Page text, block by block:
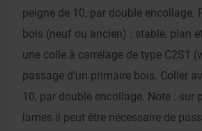
peigne de 10, par double encollage.
bois (neuf ou ancien) : stable, plan
une colle à carrelage de type C2S1
passage d’un primaire bois. Coller
10, par double encollage. Note : sur
lames il peut être nécessaire de